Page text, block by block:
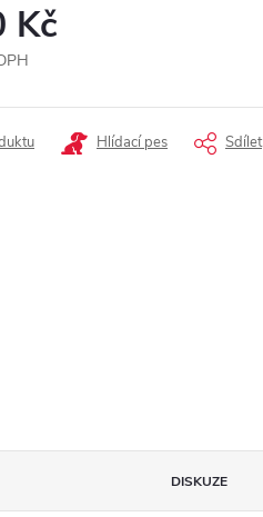
Kč
Hlídací pes Sdílet
DISKUZE